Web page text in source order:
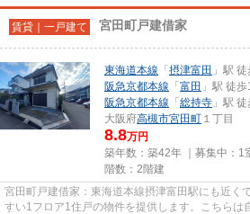
賃貸｜一戸建て 宮田町戸建借家
東海道本線 「 摂津富田 」駅
阪急京都本線 「 富田 」駅 徒
阪急京都本線 「 総持寺 」駅
大阪府高槻市宮田町 １丁目
8.8万円
築年数：築42年 ｜募集中： 1
階数：2階建
宮田町戸建借家：東海道本線摂津富田駅にも近く
すい1フロア1住戸の物件を提供します。こちらは